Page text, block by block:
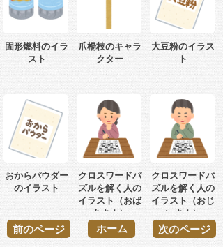
固形燃料のイラ
スト
爪楊枝のキャラ
クター
大豆粉のイラス
ト
おからパウダー
のイラスト
クロスワードパ
ズルを解く人の
イラスト（おば
あさん）
クロスワードパ
ズルを解く人の
イラスト（おじ
いさん）
前のページ 次のページ
ホーム